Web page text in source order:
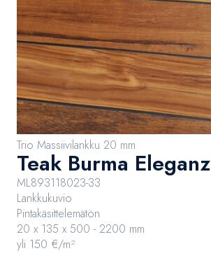
Trio Massiivilankku 20 mm
Teak Burma Eleganz
ML893118023-33
Lankkukuvio
Pintakäsittelemätön
20 x 135 x 500 - 2200 mm
yli 150 €/m²